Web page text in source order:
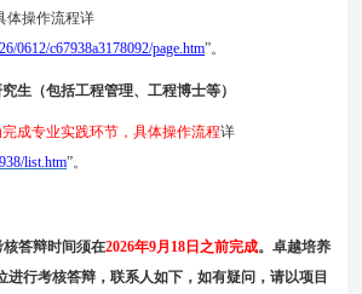
体操作流程详
0612/c67938a3178092/page.htm”。
生（包括工程管理、工程博士等）
成专业实践环节，具体操作流程详
list.htm”。
核答辩时间须在2026年9月 18 日 之前完成。卓越培养
进行考核答辩 ， 联系人如下 ， 如有疑问，请以项目